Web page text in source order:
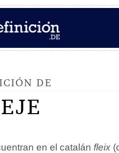
DE
en el catalán fleix